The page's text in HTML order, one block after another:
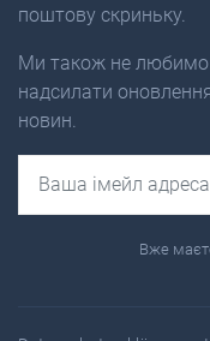
поштову скриньку.
Ми також не любимо
надсилати
новин.
Вже